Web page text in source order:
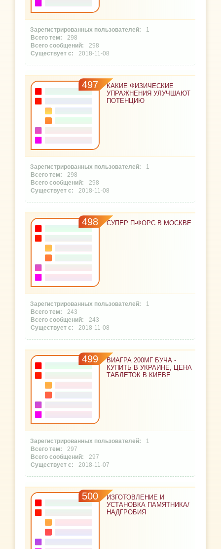
1
298
298
2018-11-08
497
КАКИЕ ФИЗИЧЕСКИЕ
УПРАЖНЕНИЯ УЛУЧШАЮТ
ПОТЕНЦИЮ
1
298
298
2018-11-08
498 СУПЕР П-ФОРС В МОСКВЕ
1
243
243
2018-11-08
499
ВИАГРА 200МГ БУЧА -
КУПИТЬ В УКРАИНЕ, ЦЕНА
ТАБЛЕТОК В КИЕВЕ
1
297
297
2018-11-07
500
ИЗГОТОВЛЕНИЕ И
УСТАНОВКА ПАМЯТНИКА/
НАДГРОБИЯ